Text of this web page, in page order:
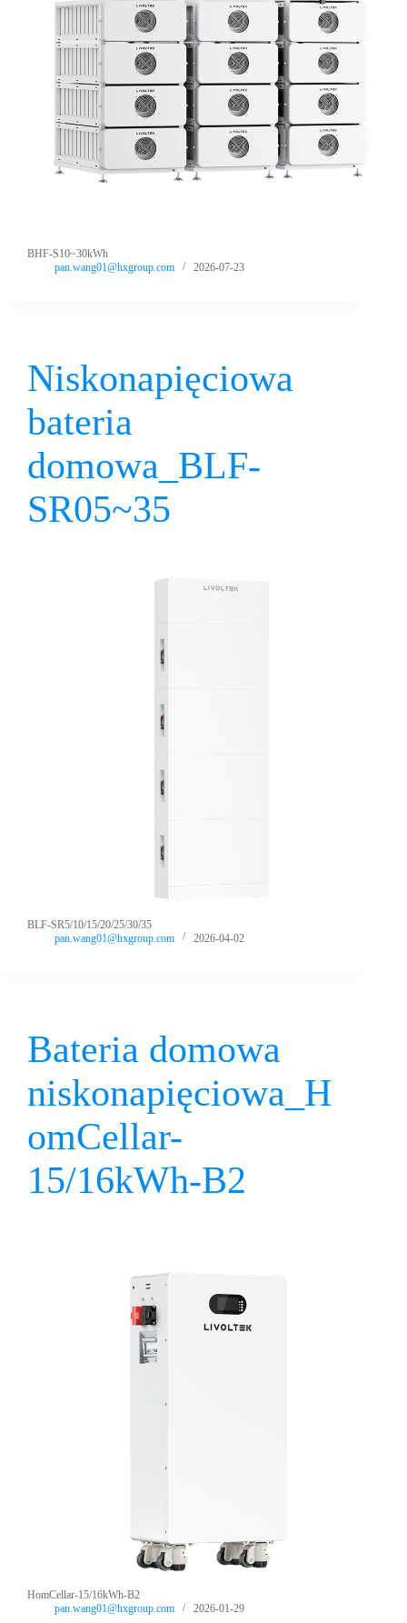
BHF-S10~30kWh
pan.wang01@hxgroup.com
2026-07-23
Niskonapięciowa
bateria
domowa_BLF-
SR05~35
BLF-SR5/10/15/20/25/30/35
pan.wang01@hxgroup.com
2026-04-02
Bateria domowa
niskonapięciowa_H
omCellar-
15/16kWh-B2
HomCellar-15/16kWh-B2
pan.wang01@hxgroup.com
2026-01-29